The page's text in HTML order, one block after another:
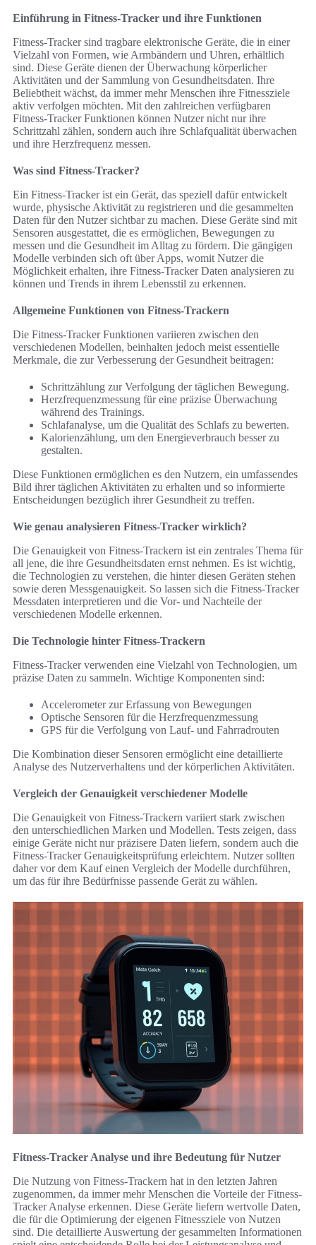
Einführung in Fitness-Tracker und ihre Funktionen
Fitness-Tracker sind tragbare elektronische Geräte, die in einer
Vielzahl von Formen, wie Armbändern und Uhren, erhältlich
sind. Diese Geräte dienen der Überwachung körperlicher
Aktivitäten und der Sammlung von Gesundheitsdaten. Ihre
Beliebtheit wächst, da immer mehr Menschen ihre Fitnessziele
aktiv verfolgen möchten. Mit den zahlreichen verfügbaren
Fitness-Tracker Funktionen können Nutzer nicht nur ihre
Schrittzahl zählen, sondern auch ihre Schlafqualität überwachen
und ihre Herzfrequenz messen.
Was sind Fitness-Tracker?
Ein Fitness-Tracker ist ein Gerät, das speziell dafür entwickelt
wurde, physische Aktivität zu registrieren und die gesammelten
Daten für den Nutzer sichtbar zu machen. Diese Geräte sind mit
Sensoren ausgestattet, die es ermöglichen, Bewegungen zu
messen und die Gesundheit im Alltag zu fördern. Die gängigen
Modelle verbinden sich oft über Apps, womit Nutzer die
Möglichkeit erhalten, ihre Fitness-Tracker Daten analysieren zu
können und Trends in ihrem Lebensstil zu erkennen.
Allgemeine Funktionen von Fitness-Trackern
Die Fitness-Tracker Funktionen variieren zwischen den
verschiedenen Modellen, beinhalten jedoch meist essentielle
Merkmale, die zur Verbesserung der Gesundheit beitragen:
Schrittzählung zur Verfolgung der täglichen Bewegung.
Herzfrequenzmessung für eine präzise Überwachung
während des Trainings.
Schlafanalyse, um die Qualität des Schlafs zu bewerten.
Kalorienzählung, um den Energieverbrauch besser zu
gestalten.
Diese Funktionen ermöglichen es den Nutzern, ein umfassendes
Bild ihrer täglichen Aktivitäten zu erhalten und so informierte
Entscheidungen bezüglich ihrer Gesundheit zu treffen.
Wie genau analysieren Fitness-Tracker wirklich?
Die Genauigkeit von Fitness-Trackern ist ein zentrales Thema für
all jene, die ihre Gesundheitsdaten ernst nehmen. Es ist wichtig,
die Technologien zu verstehen, die hinter diesen Geräten stehen
sowie deren Messgenauigkeit. So lassen sich die Fitness-Tracker
Messdaten interpretieren und die Vor- und Nachteile der
verschiedenen Modelle erkennen.
Die Technologie hinter Fitness-Trackern
Fitness-Tracker verwenden eine Vielzahl von Technologien, um
präzise Daten zu sammeln. Wichtige Komponenten sind:
Accelerometer zur Erfassung von Bewegungen
Optische Sensoren für die Herzfrequenzmessung
GPS für die Verfolgung von Lauf- und Fahrradrouten
Die Kombination dieser Sensoren ermöglicht eine detaillierte
Analyse des Nutzerverhaltens und der körperlichen Aktivitäten.
Vergleich der Genauigkeit verschiedener Modelle
Die Genauigkeit von Fitness-Trackern variiert stark zwischen
den unterschiedlichen Marken und Modellen. Tests zeigen, dass
einige Geräte nicht nur präzisere Daten liefern, sondern auch die
Fitness-Tracker Genauigkeitsprüfung erleichtern. Nutzer sollten
daher vor dem Kauf einen Vergleich der Modelle durchführen,
um das für ihre Bedürfnisse passende Gerät zu wählen.
Fitness-Tracker Analyse und ihre Bedeutung für Nutzer
Die Nutzung von Fitness-Trackern hat in den letzten Jahren
zugenommen, da immer mehr Menschen die Vorteile der Fitness-
Tracker Analyse erkennen. Diese Geräte liefern wertvolle Daten,
die für die Optimierung der eigenen Fitnessziele von Nutzen
sind. Die detaillierte Auswertung der gesammelten Informationen